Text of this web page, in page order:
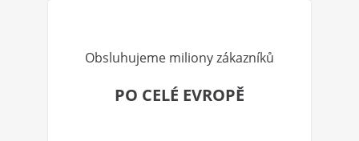
Obsluhujeme miliony zákazníků
PO CELÉ EVROPĚ